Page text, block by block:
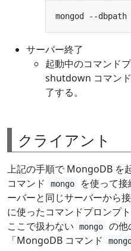
mongod --dbpath
サーバー終了
起動中のコマンド
shutdown コマン
了する。
クライアント
上記の手順で MongoDB を
コマンド
mongo
を使って
ーバーと同じサーバーから
に使ったコマンドプロンプ
ここで扱わない
mongo
の他
「MongoDB コマンド